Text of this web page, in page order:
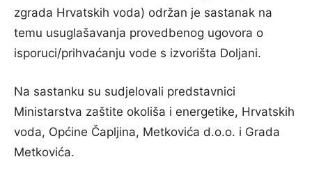
zgrada Hrvatskih voda) održan je sastanak na
temu usuglašavanja provedbenog ugovora o
isporuci/prihvaćanju vode s izvorišta Doljani.
Na sastanku su sudjelovali predstavnici
Ministarstva zaštite okoliša i energetike, Hrvatskih
voda, Općine Čapljina, Metkovića d.o.o. i Grada
Metkovića.